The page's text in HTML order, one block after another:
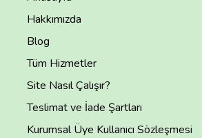
Hakkımızda
Blog
Tüm Hizmetler
Site Nasıl Çalışır?
Teslimat ve İade Şartları
Kurumsal Üye Kullanıcı Sözleşmesi